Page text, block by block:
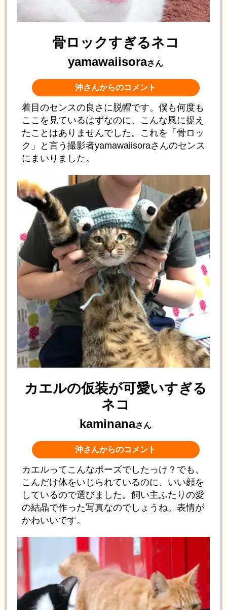
骨ロックすぎるネコ
yamawaiisoraさん
沖さんからのコメント
着目のセンスの良さに脱帽です。僕も何度も
ここを見ているはずなのに、こんな風に捉え
たことはありませんでした。これを「骨ロッ
ク」と言う撮影者yamawaiisoraさんのセンス
にまいりました。
カエルの仮装が可愛いすぎる
ネコ
kaminanaさん
沖さんからのコメント
カエルってこんなポーズでしたっけ？でも、
こんだけ体をいじられているのに、いい顔を
しているので選びました。飼い主ふたりの愛
の結晶で作った写真なのでしょうね。表情が
かわいいです。